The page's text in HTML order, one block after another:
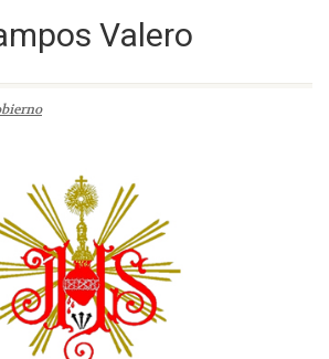
Valero